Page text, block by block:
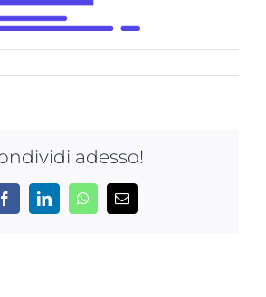
adesso!
FacebookLinkedInWhatsApp
Email